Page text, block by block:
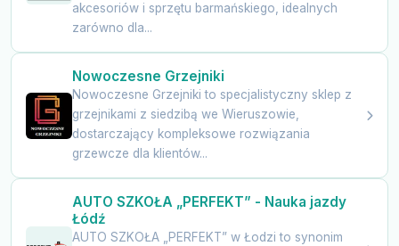
akcesoriów i sprzętu barmańskiego, idealnych
zarówno dla...
Nowoczesne Grzejniki
Nowoczesne Grzejniki to specjalistyczny sklep z
grzejnikami z siedzibą we Wieruszowie,
dostarczający kompleksowe rozwiązania
grzewcze dla klientów...
AUTO SZKOŁA „PERFEKT” - Nauka jazdy
Łódź
AUTO SZKOŁA „PERFEKT” w Łodzi to synonim